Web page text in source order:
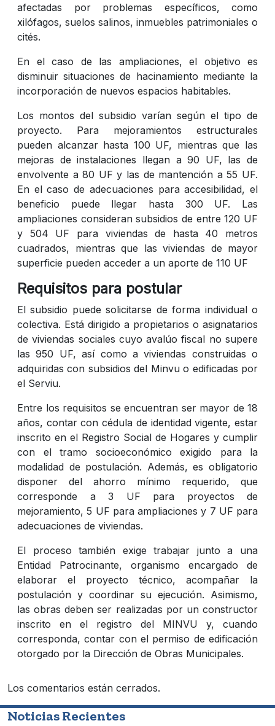
afectadas por problemas específicos, como
xilófagos, suelos salinos, inmuebles patrimoniales o
cités.
En el caso de las ampliaciones, el objetivo es
disminuir situaciones de hacinamiento mediante la
incorporación de nuevos espacios habitables.
Los montos del subsidio varían según el tipo de
proyecto. Para mejoramientos estructurales
pueden alcanzar hasta 100 UF, mientras que las
mejoras de instalaciones llegan a 90 UF, las de
envolvente a 80 UF y las de mantención a 55 UF.
En el caso de adecuaciones para accesibilidad, el
beneficio puede llegar hasta 300 UF. Las
ampliaciones consideran subsidios de entre 120 UF
y 504 UF para viviendas de hasta 40 metros
cuadrados, mientras que las viviendas de mayor
superficie pueden acceder a un aporte de 110 UF
Requisitos para postular
El subsidio puede solicitarse de forma individual o
colectiva. Está dirigido a propietarios o asignatarios
de viviendas sociales cuyo avalúo fiscal no supere
las 950 UF, así como a viviendas construidas o
adquiridas con subsidios del Minvu o edificadas por
el Serviu.
Entre los requisitos se encuentran ser mayor de 18
años, contar con cédula de identidad vigente, estar
inscrito en el Registro Social de Hogares y cumplir
con el tramo socioeconómico exigido para la
modalidad de postulación. Además, es obligatorio
disponer del ahorro mínimo requerido, que
corresponde a 3 UF para proyectos de
mejoramiento, 5 UF para ampliaciones y 7 UF para
adecuaciones de viviendas.
El proceso también exige trabajar junto a una
Entidad Patrocinante, organismo encargado de
elaborar el proyecto técnico, acompañar la
postulación y coordinar su ejecución. Asimismo,
las obras deben ser realizadas por un constructor
inscrito en el registro del MINVU y, cuando
corresponda, contar con el permiso de edificación
otorgado por la Dirección de Obras Municipales.
Los comentarios están cerrados.
Noticias Recientes